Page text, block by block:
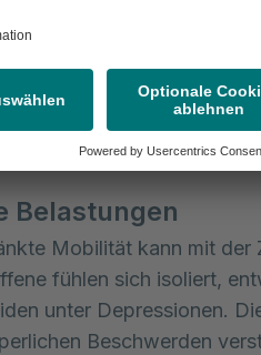
Kreislaufprobleme
immer weniger
Zu den unmittelbaren
Belastungen
Mobilität kann mit
fühlen sich isoliert,
unter Depressionen.
Beschwerden